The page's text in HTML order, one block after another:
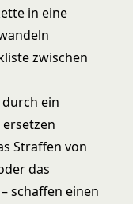
in eine
zwischen
durch ein
Straffen von
das
schaffen einen